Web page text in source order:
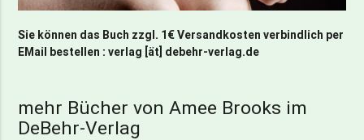
Sie können das Buch zzgl. 1€ Versandkosten verbindlich per
EMail bestellen : verlag [ät] debehr-verlag.de
mehr Bücher von Amee Brooks im
DeBehr-Verlag